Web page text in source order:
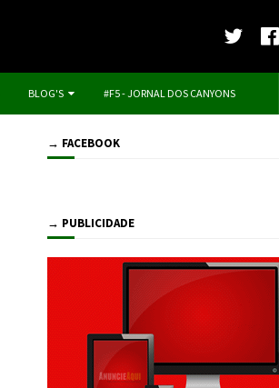
BLOG'S #F5 - JORNAL DOS CANYONS
→ FACEBOOK
→ PUBLICIDADE